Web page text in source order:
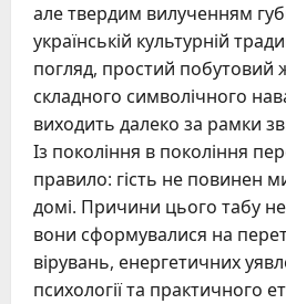
але твердим вилученням
українській культурній
погляд, простий побутовий
складного символічного
виходить далеко за рамки
Із покоління в покоління
правило: гість не повинен
домі. Причини цього табу
вони сформувалися на
вірувань, енергетичних
психології та практичного